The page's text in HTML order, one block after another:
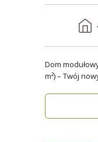
Dom
m²) – Twój nowy